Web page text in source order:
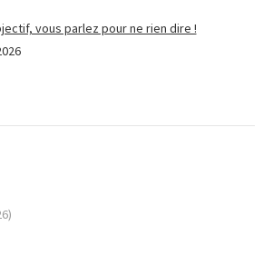
vous parlez pour ne rien dire !